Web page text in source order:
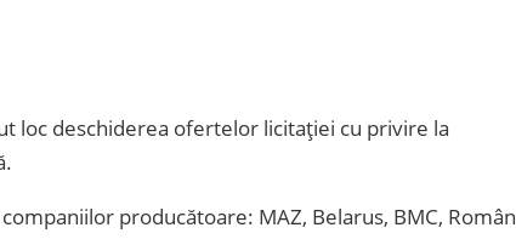
loc deschiderea ofertelor licitației cu privire la
producătoare: MAZ, Belarus, BMC,